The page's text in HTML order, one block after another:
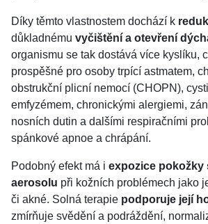
Díky těmto vlastnostem dochází k
důkladnému vyčištění a otevření
organismu se tak dostává více kyslíku,
prospěšné pro osoby trpící astmatem,
obstrukční plicní nemocí (CHOPN),
emfyzémem, chronickými alergiemi,
nosních dutin a dalšími respiračními
spánkové apnoe a chrápání.
Podobný efekt má i expozice pokožky
aerosolu při kožních problémech jako
či akné. Solná terapie podporuje její
zmírňuje svědění a podráždění,